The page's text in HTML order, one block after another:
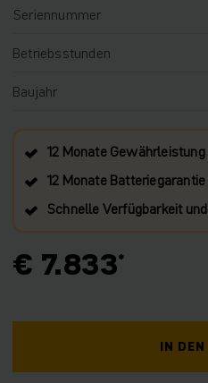
Seriennummer
Betriebsstunden
Baujahr
12 Monate
12 Monate
Schnelle Verfügbarkeit
€ 7.833
IN DEN